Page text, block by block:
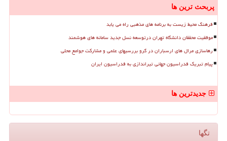
پربحث ترین ها
فرهنگ محیط زیست به برنامه های مذهبی راه می یابد
موفقیت محققان دانشگاه تهران درتوسعه نسل جدید سامانه های هوشمند
رهاسازی مرال های ارسباران در گرو بررسیهای علمی و مشارکت جوامع محلی
پیام تبریک فدراسیون جهانی تیراندازی به فدراسیون ایران
جدیدترین ها
تگها